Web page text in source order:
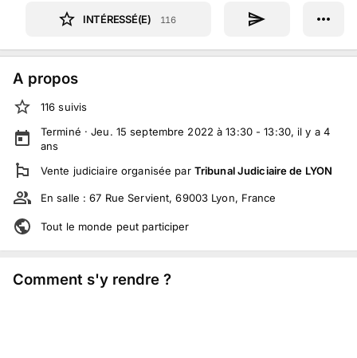
INTÉRESSÉ(E) 116
A propos
116 suivis
Terminé ·Jeu. 15 septembre 2022 à 13:30 - 13:30, il y a 4
ans
Vente judiciaire organisée par Tribunal Judiciaire de LYON
En salle :67 Rue Servient, 69003 Lyon, France
Tout le monde peut participer
Comment s'y rendre ?